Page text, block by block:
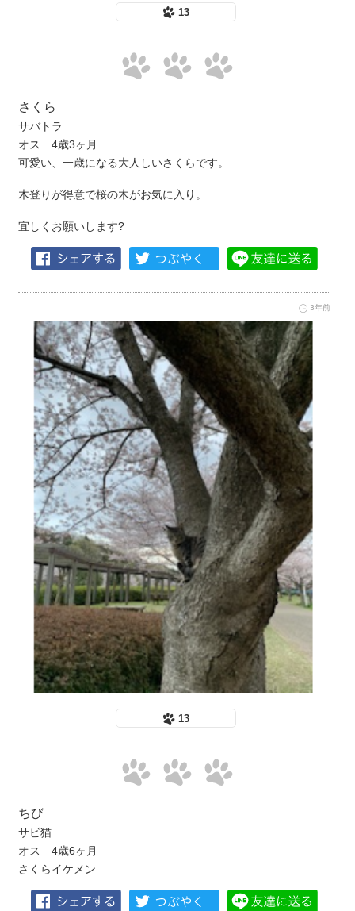
13
さくら
サバトラ
オス 4歳3ヶ月
可愛い、一歳になる大人しいさくらです。
木登りが得意で桜の木がお気に入り。
宜しくお願いします?
3年前
13
ちび
サビ猫
オス 4歳6ヶ月
さくらイケメン